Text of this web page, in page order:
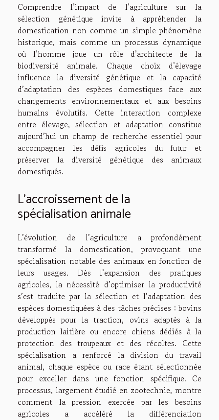
Comprendre l’impact de l’agriculture sur la
sélection génétique invite à appréhender la
domestication non comme un simple phénomène
historique, mais comme un processus dynamique
où l’homme joue un rôle d’architecte de la
biodiversité animale. Chaque choix d’élevage
influence la diversité génétique et la capacité
d’adaptation des espèces domestiques face aux
changements environnementaux et aux besoins
humains évolutifs. Cette interaction complexe
entre élevage, sélection et adaptation constitue
aujourd’hui un champ de recherche essentiel pour
accompagner les défis agricoles du futur et
préserver la diversité génétique des animaux
domestiqués.
L’accroissement de la
spécialisation animale
L’évolution de l’agriculture a profondément
transformé la domestication, provoquant une
spécialisation notable des animaux en fonction de
leurs usages. Dès l’expansion des pratiques
agricoles, la nécessité d’optimiser la productivité
s’est traduite par la sélection et l’adaptation des
espèces domestiquées à des tâches précises : bovins
développés pour la traction, ovins adaptés à la
production laitière ou encore chiens dédiés à la
protection des troupeaux et des récoltes. Cette
spécialisation a renforcé la division du travail
animal, chaque espèce ou race étant sélectionnée
pour exceller dans une fonction spécifique. Ce
processus, largement étudié en zootechnie, montre
comment la pression exercée par les besoins
agricoles a accéléré la différenciation